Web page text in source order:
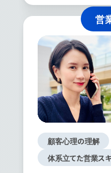
営
顧客心理の理解
体系立てた営業ス